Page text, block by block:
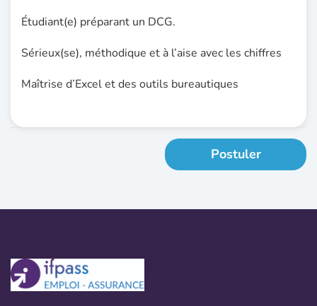
Étudiant(e) préparant un DCG.
Sérieux(se), méthodique et à l’aise avec les chiffres
Maîtrise d’Excel et des outils bureautiques
Postuler